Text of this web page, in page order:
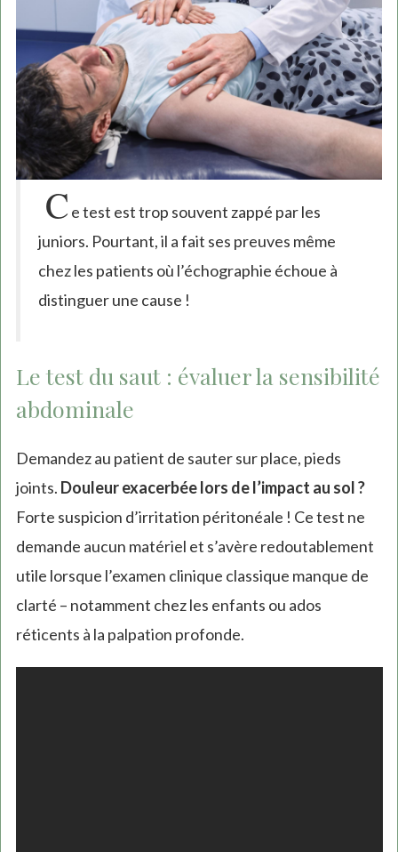
C e test est trop souvent zappé par les
juniors. Pourtant, il a fait ses preuves même
chez les patients où l’échographie échoue à
distinguer une cause !
Le test du saut : évaluer la sensibilité
abdominale
Demandez au patient de sauter sur place, pieds
joints. Douleur exacerbée lors de l’impact au sol ?
Forte suspicion d’irritation péritonéale ! Ce test ne
demande aucun matériel et s’avère redoutablement
utile lorsque l’examen clinique classique manque de
clarté – notamment chez les enfants ou ados
réticents à la palpation profonde.